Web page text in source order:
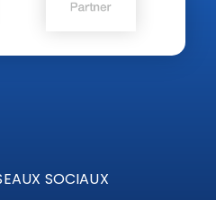
SOCIAUX